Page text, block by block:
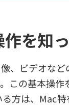
を知
、ビデオな
この基本操作
方は、Mac